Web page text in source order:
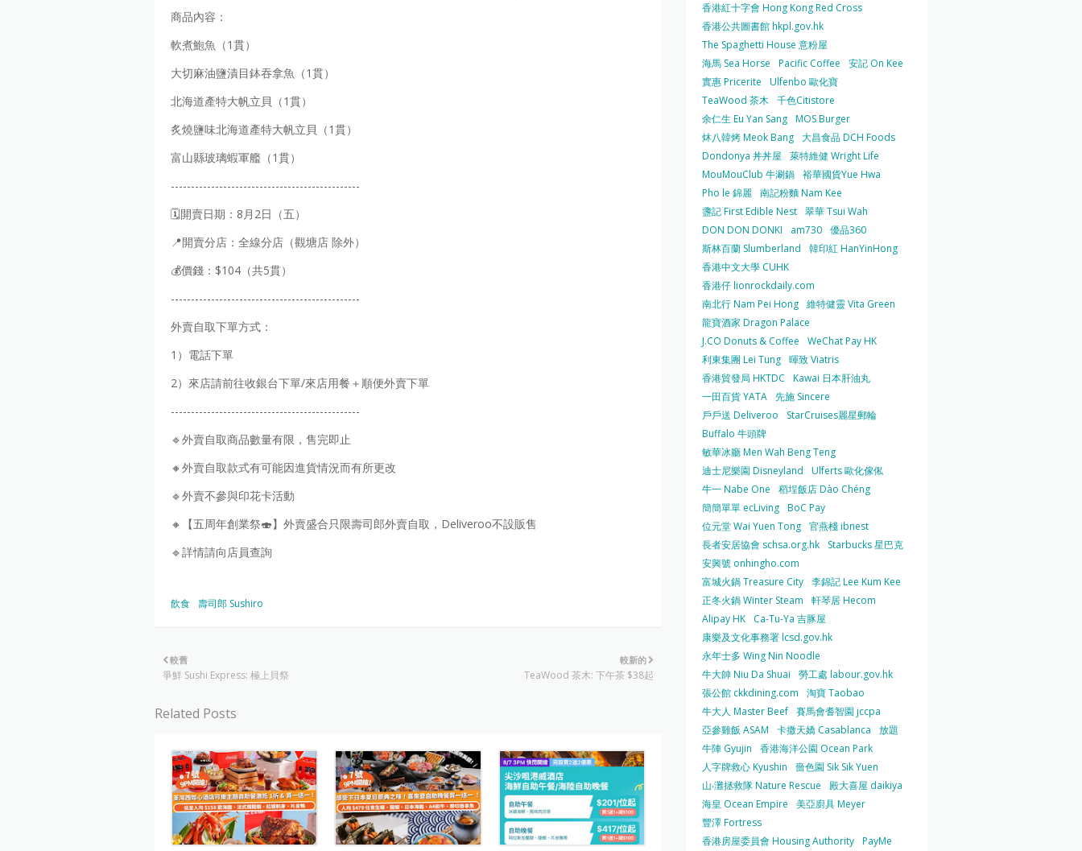
商品內容：
軟煮鮑魚（1貫）
大切麻油鹽漬目鉢吞拿魚（1貫）
北海道產特大帆立貝（1貫）
炙燒鹽味北海道產特大帆立貝（1貫）
富山縣玻璃蝦軍艦（1貫）
-----------------------------------------------
🗓開賣日期：8月2日（五）
📍開賣分店：全線分店（觀塘店 除外）
💰價錢：$104（共5貫）
-----------------------------------------------
外賣自取下單方式：
1）電話下單
2）來店請前往收銀台下單/來店用餐＋順便外賣下單
-----------------------------------------------
🔹外賣自取商品數量有限，售完即止
🔸外賣自取款式有可能因進貨情況而有所更改
🔹外賣不參與印花卡活動
🔸【五周年創業祭🍣】外賣盛合只限壽司郎外賣自取，Deliveroo不設販售
🔹詳情請向店員查詢
飲食 壽司郎 Sushiro
較新的
TeaWood 茶木: 下午茶 $38起
較舊
爭鮮 Sushi Express: 極上貝祭
Related Posts
香港紅十字會 Hong Kong Red Cross
香港公共圖書館 hkpl.gov.hk
The Spaghetti House 意粉屋
海馬 Sea Horse
Pacific Coffee
安記 On Kee
實惠 Pricerite
Ulfenbo 歐化寶
TeaWood 茶木 千色Citistore
余仁生 Eu Yan Sang MOS Burger
炑八韓烤 Meok Bang 大昌食品 DCH Foods
Dondonya 丼丼屋
萊特維健 Wright Life
MouMouClub 牛涮鍋 裕華國貨Yue Hwa
Pho le 錦麗 南記粉麵 Nam Kee
盞記 First Edible Nest 翠華 Tsui Wah
DON DON DONKI
am730 優品360
斯林百蘭 Slumberland
韓印紅 HanYinHong
香港中文大學 CUHK
香港仔 lionrockdaily.com
南北行 Nam Pei Hong 維特健靈 Vita Green
龍寶酒家 Dragon Palace
J.CO Donuts & Coffee
WeChat Pay HK
利東集團 Lei Tung 暉致 Viatris
香港貿發局 HKTDC
Kawai 日本肝油丸
一田百貨 YATA 先施 Sincere
戶戶送 Deliveroo
StarCruises麗星郵輪
Buffalo 牛頭牌
敏華冰廳 Men Wah Beng Teng
迪士尼樂園 Disneyland
Ulferts 歐化傢俬
牛一 Nabe One
稻埕飯店 Dào Chéng
簡簡單單 ecLiving BoC Pay
位元堂 Wai Yuen Tong 官燕棧 ibnest
長者安居協會 schsa.org.hk
Starbucks 星巴克
安興號 onhingho.com
富城火鍋 Treasure City 李錦記 Lee Kum Kee
正冬火鍋 Winter Steam
軒琴居 Hecom
Alipay HK
Ca-Tu-Ya 吉豚屋
康樂及文化事務署 lcsd.gov.hk
永年士多 Wing Nin Noodle
牛大帥 Niu Da Shuai
勞工處 labour.gov.hk
張公館 ckkdining.com
淘寶 Taobao
牛大人 Master Beef 賽馬會耆智園 jccpa
亞參雞飯 ASAM
卡撒天嬌 Casablanca
放題
牛陣 Gyujin
香港海洋公園 Ocean Park
人字牌救心 Kyushin
嗇色園 Sik Sik Yuen
山‧灘拯救隊 Nature Rescue
殿大喜屋 daikiya
海皇 Ocean Empire
美亞廚具 Meyer
豐澤 Fortress
香港房屋委員會 Housing Authority PayMe